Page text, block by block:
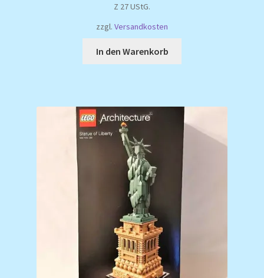
Z 27 UStG.
zzgl. Versandkosten
In den Warenkorb